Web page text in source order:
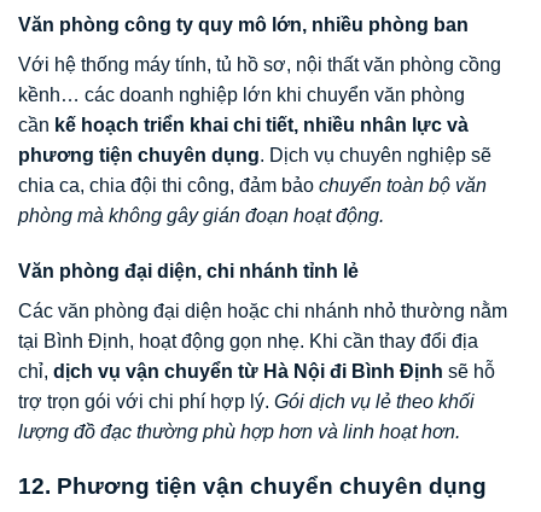
Văn phòng công ty quy mô lớn, nhiều phòng ban
Với hệ thống máy tính, tủ hồ sơ, nội thất văn phòng cồng
kềnh… các doanh nghiệp lớn khi chuyển văn phòng
cần kế hoạch triển khai chi tiết, nhiều nhân lực và
phương tiện chuyên dụng. Dịch vụ chuyên nghiệp sẽ
chia ca, chia đội thi công, đảm bảo chuyển toàn bộ văn
phòng mà không gây gián đoạn hoạt động.
Văn phòng đại diện, chi nhánh tỉnh lẻ
Các văn phòng đại diện hoặc chi nhánh nhỏ thường nằm
tại Bình Định, hoạt động gọn nhẹ. Khi cần thay đổi địa
chỉ, dịch vụ vận chuyển từ Hà Nội đi Bình Định sẽ hỗ
trợ trọn gói với chi phí hợp lý. Gói dịch vụ lẻ theo khối
lượng đồ đạc thường phù hợp hơn và linh hoạt hơn.
12. Phương tiện vận chuyển chuyên dụng